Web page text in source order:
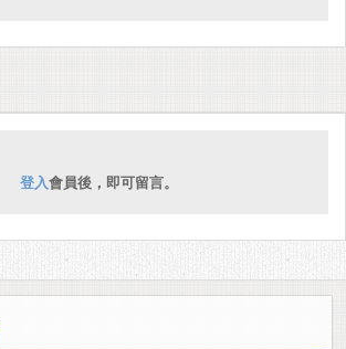
登入會員後，即可留言。